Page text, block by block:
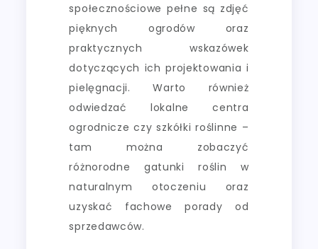
społecznościowe pełne są zdjęć
pięknych ogrodów oraz
praktycznych wskazówek
dotyczących ich projektowania i
pielęgnacji. Warto również
odwiedzać lokalne centra
ogrodnicze czy szkółki roślinne –
tam można zobaczyć
różnorodne gatunki roślin w
naturalnym otoczeniu oraz
uzyskać fachowe porady od
sprzedawców.